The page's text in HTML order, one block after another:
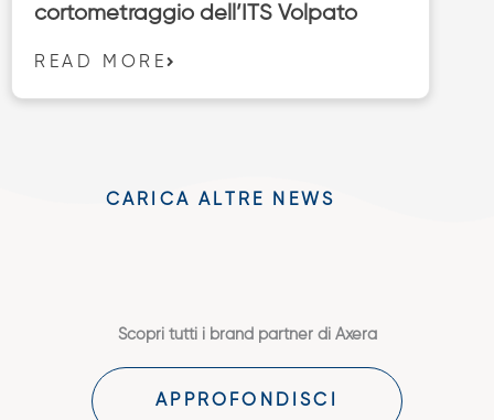
cortometraggio dell’ITS Volpato
READ MORE
CARICA ALTRE NEWS
Scopri tutti i brand partner di Axera
APPROFONDISCI